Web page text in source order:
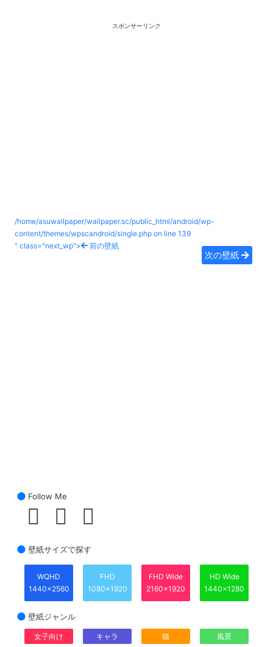
スポンサーリンク
/home/asuwallpaper/wallpaper.sc/public_html/android/wp-
content/themes/wpscandroid/single.php on line 139
" class="next_wp">
前の壁紙
次の壁紙
Follow Me
壁紙サイズで探す
WQHD
1440x2560
FHD
1080x1920
FHD Wide
2160x1920
HD Wide
1440x1280
壁紙ジャンル
女子向け キャラ 猫 風景